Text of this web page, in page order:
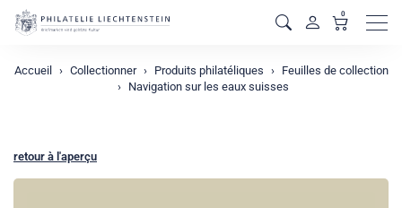
0
Accueil Collectionner Produits philatéliques
Feuilles de collection
Navigation sur les eaux suisses
retour à l'aperçu